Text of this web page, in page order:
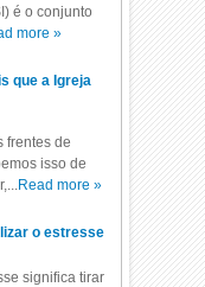
é o conjunto
more »
que a Igreja
frentes de
isso de
Read more »
o estresse
significa tirar